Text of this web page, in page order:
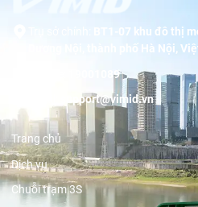
BT1-07 khu đô thị
Dương Nội, thành phố Hà Nội,
19001089
support@vimid.vn
Trang chủ
Dịch vụ
Chuỗi trạm 3S